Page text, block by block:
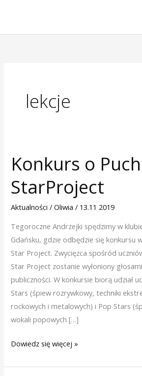
treści
lekcje
Konkurs o
StarProject
Aktualności /Oliwia/ 13.11 2019
Tegoroczne Andrzejki spędzimy w
Gdańsku, gdzie odbędzie się konkursu
Star Project. Zwycięzca spośród
Star Project zostanie wyłoniony
publiczności. W konkursie biorą udział
Stars (śpiew rozrywkowy, techniki
rockowych i metalowych) i Pop Stars
wokali popowych […]
Konkurs
o
Puchar
Dowiedz się więcej »